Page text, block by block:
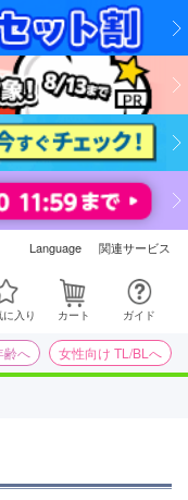
Language 関連サービス
入り カート ガイド
齢へ 女性向け TL/BLへ